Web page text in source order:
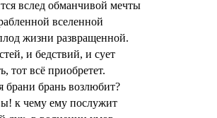
вслед обманчивой мечты
вселенной
жизни развращенной.
и бедствий, и сует
тот всё приобретет.
брань возлюбит?
к чему ему послужит